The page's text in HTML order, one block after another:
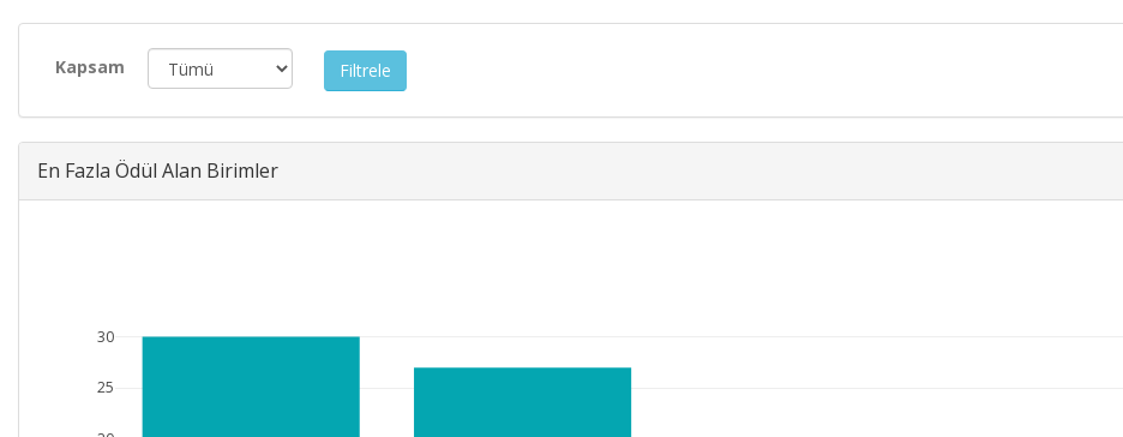
Kapsam
En Fazla Ödül Alan Birimler
25
30